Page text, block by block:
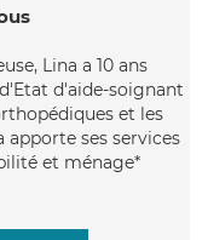
Lina a 10 ans
d'aide-soignant
et les
apporte ses services
et ménage*